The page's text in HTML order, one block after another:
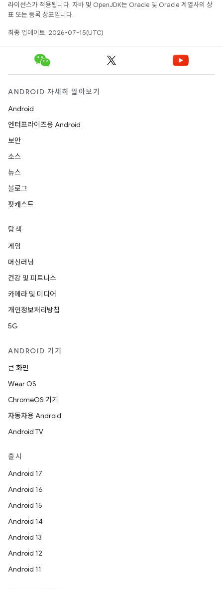
라이선스가 적용됩니다. 자바 및 OpenJDK는 Oracle 및 Oracle 계열사의 상
표 또는 등록 상표입니다.
최종 업데이트: 2026-07-15(UTC)
ANDROID 자세히 알아보기
Android
엔터프라이즈용 Android
보안
소스
뉴스
블로그
팟캐스트
탐색
게임
머신러닝
건강 및 피트니스
카메라 및 미디어
개인정보처리방침
5G
ANDROID 기기
큰 화면
Wear OS
ChromeOS 기기
자동차용 Android
Android TV
출시
Android 17
Android 16
Android 15
Android 14
Android 13
Android 12
Android 11